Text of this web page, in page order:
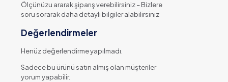
Ölçünüzu ararak şiparış verebilirsiniz – Bizlere
soru sorarak daha detaylı bilgiler alabilirsiniz
Değerlendirmeler
Henüz değerlendirme yapılmadı.
Sadece bu ürünü satın almış olan müşteriler
yorum yapabilir.